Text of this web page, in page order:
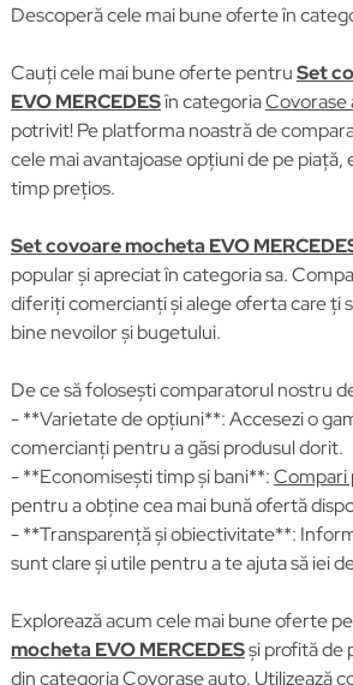
Descoperă cele mai bune oferte în
Cauți cele mai bune oferte pentruSet
EVO MERCEDESîn categoriaCovorase
potrivit! Pe platforma noastră de
cele mai avantajoase opțiuni de pe piață,
timp prețios.
Set covoare mocheta EVO
popular și apreciat în categoria sa.
diferiți comercianți și alege oferta care ți
bine nevoilor și bugetului.
De ce să folosești comparatorul nostru
- **Varietate de opțiuni**: Accesezi o
comercianți pentru a găsi produsul dorit.
- **Economisești timp și bani**:Compari
pentru a obține cea mai bună ofertă
- **Transparență și obiectivitate**:
sunt clare și utile pentru a te ajuta să iei
Explorează acum cele mai bune oferte
mocheta EVO MERCEDESși profită de
din categoriaCovorase auto. Utilizează